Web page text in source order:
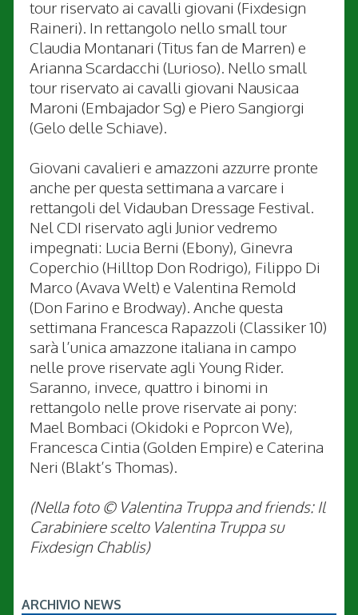
tour riservato ai cavalli giovani (Fixdesign
Raineri). In rettangolo nello small tour
Claudia Montanari (Titus fan de Marren) e
Arianna Scardacchi (Lurioso). Nello small
tour riservato ai cavalli giovani Nausicaa
Maroni (Embajador Sg) e Piero Sangiorgi
(Gelo delle Schiave).
Giovani cavalieri e amazzoni azzurre pronte
anche per questa settimana a varcare i
rettangoli del Vidauban Dressage Festival.
Nel CDI riservato agli Junior vedremo
impegnati: Lucia Berni (Ebony), Ginevra
Coperchio (Hilltop Don Rodrigo), Filippo Di
Marco (Avava Welt) e Valentina Remold
(Don Farino e Brodway). Anche questa
settimana Francesca Rapazzoli (Classiker 10)
sarà l’unica amazzone italiana in campo
nelle prove riservate agli Young Rider.
Saranno, invece, quattro i binomi in
rettangolo nelle prove riservate ai pony:
Mael Bombaci (Okidoki e Poprcon We),
Francesca Cintia (Golden Empire) e Caterina
Neri (Blakt’s Thomas).
(Nella foto © Valentina Truppa and friends: Il
Carabiniere scelto Valentina Truppa su
Fixdesign Chablis)
ARCHIVIO NEWS